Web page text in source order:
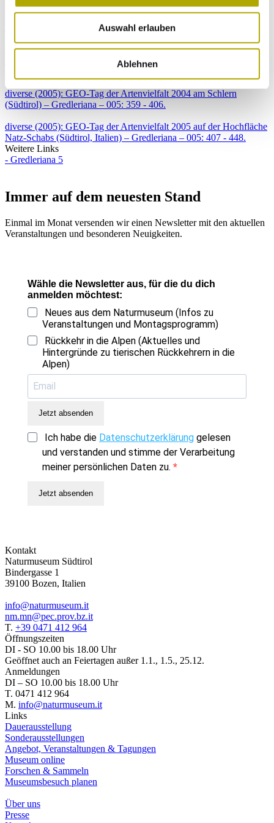
Auswahl erlauben
Ablehnen
Claudio Torboli (2005): Contributo alla conoscenza della
distribuzione dei micromammiferi in Alto Adige (Provincia di
Bolzano, Italia) – Gredleriana – 005: 347 - 356.
Andreas Hilpold (2005): Faunistische Notizen - Neu für Südtirol:
Leptoglossus occidentalis HEIDEMANN, 1910 (Heteroptera,
diverse (2005): GEO-Tag der Artenvielfalt 2004 am Schlern
(Südtirol) – Gredleriana – 005: 359 - 406.
diverse (2005): GEO-Tag der Artenvielfalt 2005 auf der Hochfläche
Natz-Schabs (Südtirol, Italien) – Gredleriana – 005: 407 - 448.
Weitere Links
- Gredleriana 5
Immer auf dem neuesten Stand
Einmal im Monat versenden wir einen Newsletter mit den aktuellen
Veranstaltungen und besonderen Neuigkeiten.
Wähle die Newsletter aus, für die du dich
anmelden möchtest:
Neues aus dem Naturmuseum (Infos zu
Veranstaltungen und Montagsprogramm)
Rückkehr in die Alpen (Aktuelles und
Hintergründe zu tierischen Rückkehrern in die
Alpen)
Jetzt absenden
Ich habe die Datenschutzerklärung gelesen
und verstanden und stimme der Verarbeitung
meiner persönlichen Daten zu.
Jetzt absenden
Kontakt
Naturmuseum Südtirol
Bindergasse 1
39100 Bozen, Italien
info@naturmuseum.it
nm.mn@pec.prov.bz.it
T. +39 0471 412 964
Öffnungszeiten
DI - SO 10.00 bis 18.00 Uhr
Geöffnet auch an Feiertagen außer 1.1., 1.5., 25.12.
Anmeldungen
DI – SO 10.00 bis 18.00 Uhr
T. 0471 412 964
M. info@naturmuseum.it
Links
Dauerausstellung
Sonderausstellungen
Angebot, Veranstaltungen & Tagungen
Museum online
Forschen & Sammeln
Museumsbesuch planen
Über uns
Presse